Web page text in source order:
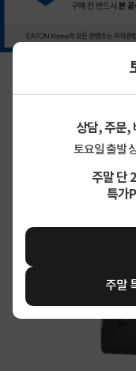
상담, 주문,
토요일 출발
주말 단
특가
주말